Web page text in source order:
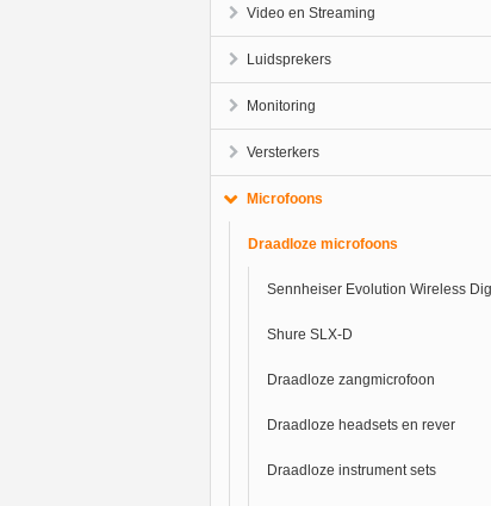
Video en Streaming
Luidsprekers
Monitoring
Versterkers
Microfoons
Draadloze microfoons
Sennheiser Evolution Wireless
Shure SLX-D
Draadloze zangmicrofoon
Draadloze headsets en rever
Draadloze instrument sets